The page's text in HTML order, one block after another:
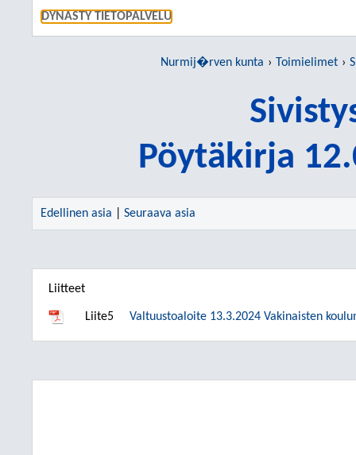
DYNASTY TIETOPALVELU
Nurmij�rven kunta Toimielimet
Pöytäkirja
Edellinen asia Seuraava asia
Liitteet
Liite5 Valtuustoaloite 13.3.2024 Vakinaisten